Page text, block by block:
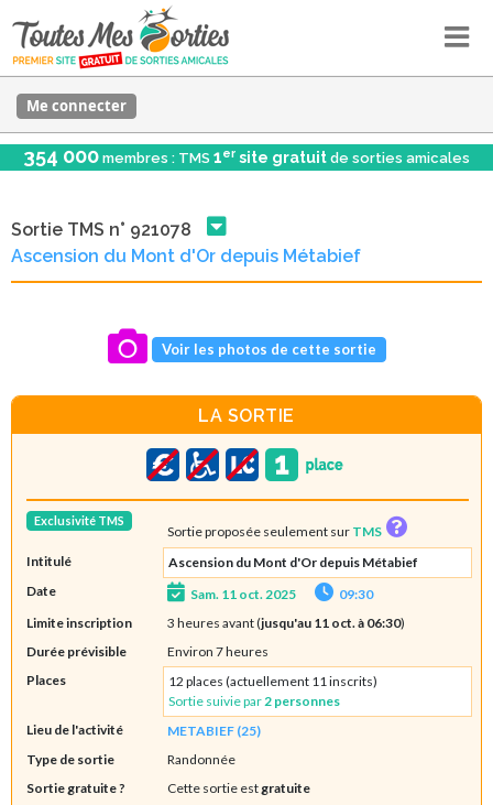
Me connecter
354 000 membres : TMS 1er site gratuit de sorties amicales
Sortie TMS n° 921078
Ascension du Mont d'Or depuis Métabief
Voir les photos de cette sortie
LA SORTIE
Exclusivité TMS
Sortie proposée seulement sur TMS
Intitulé
Ascension du Mont d'Or depuis Métabief
Date
Sam. 11 oct. 2025
09:30
Limite inscription
3 heures avant (jusqu'au 11 oct. à 06:30)
Durée prévisible
Environ 7 heures
Places
12 places (actuellement 11 inscrits)
Sortie suivie par 2 personnes
Lieu de l'activité
METABIEF (25)
Type de sortie
Randonnée
Sortie gratuite ?
Cette sortie est gratuite